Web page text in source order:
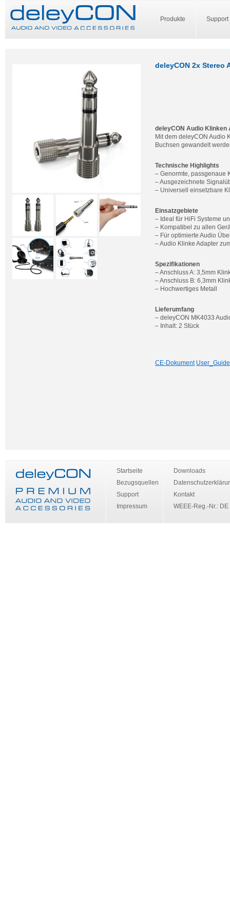
Produkte Support
deleyCON 2x Stereo
deleyCON Audio Klinken
Mit dem deleyCON Audio
Buchsen gewandelt
Technische Highlights
– Genormte, passgenaue
– Ausgezeichnete
– Universell einsetzbare
Einsatzgebiete
– Ideal für HiFi Systeme
– Kompatibel zu allen
– Für optimierte Audio
– Audio Klinke Adapter
Spezifikationen
– Anschluss A: 3,5mm
– Anschluss B: 6,3mm
– Hochwertiges Metall
Lieferumfang
– deleyCON MK4033
– Inhalt: 2 Stück
CE-Dokument User_Guide
Startseite
Bezugsquellen
Support
Impressum
Downloads
Kontakt
WEEE-Reg.-Nr.: